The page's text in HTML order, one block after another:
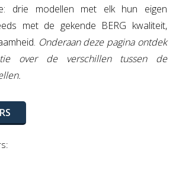
drie modellen met elk hun eigen
met de gekende BERG kwaliteit,
Onderaan deze pagina ontdek
over de verschillen tussen de